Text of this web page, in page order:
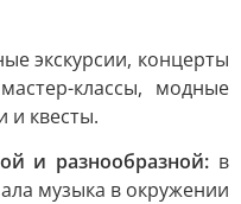
экскурсии, концерты
классы, модные
и квесты.
и разнообразной: в
музыка в окружении